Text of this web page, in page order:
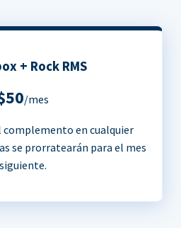
+ Rock RMS
/mes
complemento en cualquier
se prorratearán para el mes
siguiente.